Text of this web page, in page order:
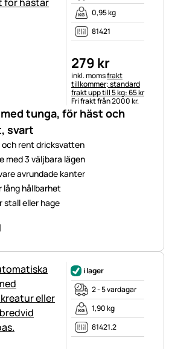
tunga, för häst och
svart
rent dricksvatten
med 3 väljbara lägen
avrundade kanter
lång hållbarhet
stall eller hage
0,95 kg
81421
279 kr
Skatteinformation:
inkl. momsfrakt
tillkommer; standard
frakt upp till 5 kg: 65 kr
Fri frakt från 2000 kr.
i lager
2 - 5 vardagar
1,90 kg
81421.2